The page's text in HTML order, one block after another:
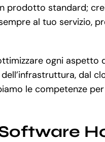
standard;
al tuo servizio,
ogni
dal
le competenze